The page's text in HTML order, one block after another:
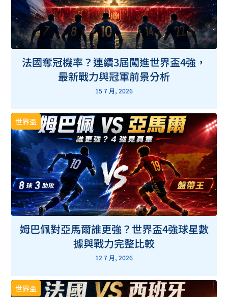
法國奪冠機率？連續3屆闖進世界盃4強，
最新戰力與冠軍前景分析
15 7 月, 2026
世界盃
姆巴佩對亞馬爾誰更強？世界盃4強球星數
據與戰力完整比較
12 7 月, 2026
世界盃